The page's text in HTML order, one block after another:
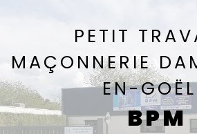
PETIT TRAVAUX
MAÇONNERIE
EN-
BPM